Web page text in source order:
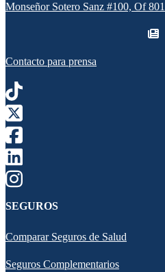
Monseñor Sotero Sanz #100, Of 801
Contacto para prensa
SEGUROS
Comparar Seguros de Salud
Seguros Complementarios